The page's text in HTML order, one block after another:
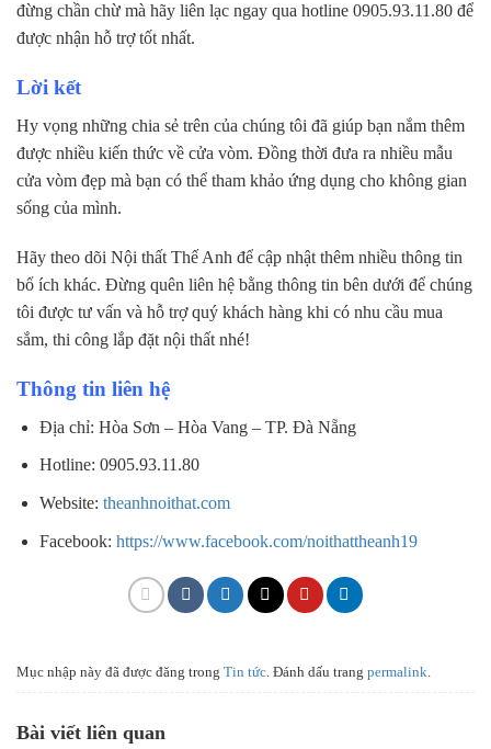
đừng chần chừ mà hãy liên lạc ngay qua hotline 0905.93.11.80 để
được nhận hỗ trợ tốt nhất.
Lời kết
Hy vọng những chia sẻ trên của chúng tôi đã giúp bạn nắm thêm
được nhiều kiến thức về cửa vòm. Đồng thời đưa ra nhiều mẫu
cửa vòm đẹp mà bạn có thể tham khảo ứng dụng cho không gian
sống của mình.
Hãy theo dõi Nội thất Thế Anh để cập nhật thêm nhiều thông tin
bổ ích khác. Đừng quên liên hệ bằng thông tin bên dưới để chúng
tôi được tư vấn và hỗ trợ quý khách hàng khi có nhu cầu mua
sắm, thi công lắp đặt nội thất nhé!
Thông tin liên hệ
Địa chỉ: Hòa Sơn – Hòa Vang – TP. Đà Nẵng
Hotline: 0905.93.11.80
Website: theanhnoithat.com
Facebook: https://www.facebook.com/noithattheanh19
Mục nhập này đã được đăng trong Tin tức. Đánh dấu trang permalink.
Bài viết liên quan